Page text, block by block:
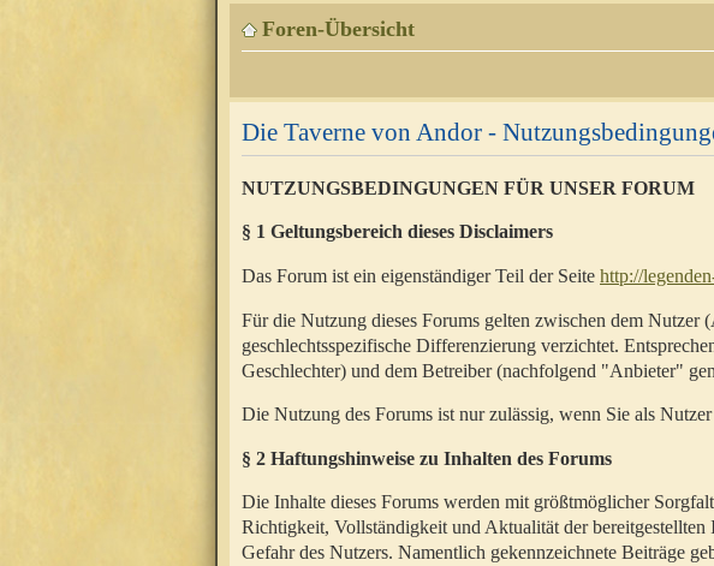
Foren-Übersicht
Die Taverne von Andor -
NUTZUNGSBEDINGUNGEN FÜR UNSER FORUM
§ 1 Geltungsbereich dieses Disclaimers
Das Forum ist ein eigenständiger Teil der Seite http://
Für die Nutzung dieses Forums gelten zwischen dem
geschlechtsspezifische Differenzierung verzichtet.
Geschlechter) und dem Betreiber (nachfolgend "Anbieter"
Die Nutzung des Forums ist nur zulässig, wenn Sie als
§ 2 Haftungshinweise zu Inhalten des Forums
Die Inhalte dieses Forums werden mit größtmöglicher
Richtigkeit, Vollständigkeit und Aktualität der
Gefahr des Nutzers. Namentlich gekennzeichnete Beiträge